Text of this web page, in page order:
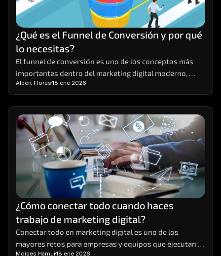
¿Qué es el Funnel de Conversión y por qué
lo necesitas?
El funnel de conversión es uno de los conceptos más
importantes dentro del marketing digital moderno,
aunque también uno de los menos comprendidos.
Muchas empresas generan tráfico
Albert Flores 18 ene 2026
¿Cómo conectar todo cuando haces
trabajo de marketing digital?
Conectar todo en marketing digital es uno de los
mayores retos para empresas y equipos que ejecutan
Moises Hamui 18 ene 2026